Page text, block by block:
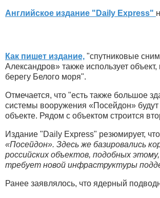
Английское издание "Daily Express"
Как пишет издание, "спутниковые
Александров» также использует
берегу Белого моря".
Отмечается, что "есть также большое
системы вооружения «Посейдон»
объекте. Рядом с объектом строится
Издание "Daily Express" резюмирует, что
«Посейдон». Здесь же базировались
российских объектов, подобных
требует новой инфраструктуры
Ранее заявлялось, что ядерный